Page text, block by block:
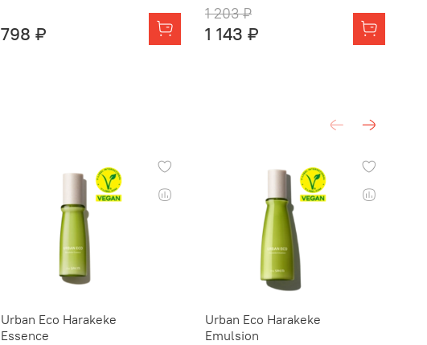
798 ₽
1 203 ₽
1 143 ₽
Urban Eco Harakeke
Essence
Urban Eco Harakeke
Emulsion